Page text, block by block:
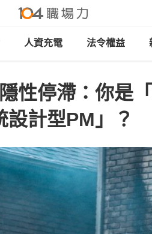
人資充電 法令權益
性停滯：你是
設計型PM」？